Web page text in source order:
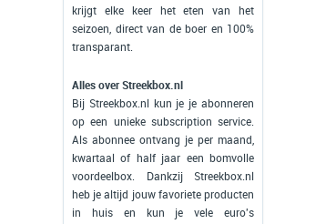
krijgt elke keer het eten van het
seizoen, direct van de boer en 100%
transparant.
Alles over Streekbox.nl
Bij Streekbox.nl kun je je abonneren
op een unieke subscription service.
Als abonnee ontvang je per maand,
kwartaal of half jaar een bomvolle
voordeelbox. Dankzij Streekbox.nl
heb je altijd jouw favoriete producten
in huis en kun je vele euro's